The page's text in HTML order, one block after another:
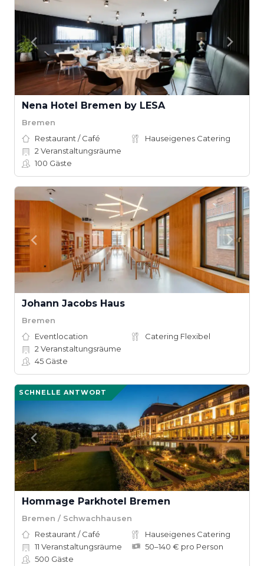
Nena Hotel Bremen by LESA
Bremen
Restaurant / Café
Hauseigenes Catering
2 Veranstaltungsräume
100 Gäste
Johann Jacobs Haus
Bremen
Eventlocation
Catering Flexibel
2 Veranstaltungsräume
45 Gäste
SCHNELLE ANTWORT
Hommage Parkhotel Bremen
Bremen / Schwachhausen
Restaurant / Café
Hauseigenes Catering
11 Veranstaltungsräume
50–140 € pro Person
500 Gäste